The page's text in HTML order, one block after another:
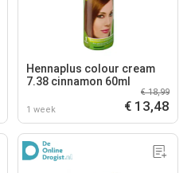
Hennaplus colour cream
7.38 cinnamon 60ml
1 week
€ 18,99
€ 13,48